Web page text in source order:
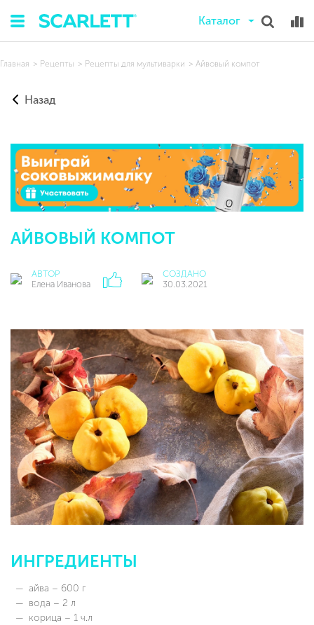
Каталог
Главная Рецепты Рецепты для мультиварки Айвовый компот
Назад
АЙВОВЫЙ КОМПОТ
АВТОР
Елена Иванова
СОЗДАНО
30.03.2021
ИНГРЕДИЕНТЫ
айва – 600 г
вода – 2 л
корица – 1 ч.л